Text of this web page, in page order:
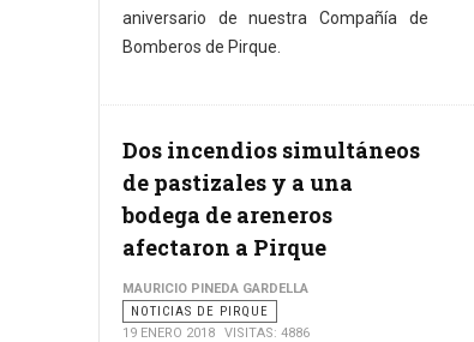
aniversario de nuestra Compañía de
Bomberos de Pirque.
Dos incendios simultáneos
de pastizales y a una
bodega de areneros
afectaron a Pirque
MAURICIO PINEDA GARDELLA
NOTICIAS DE PIRQUE
19 ENERO 2018
VISITAS: 4886